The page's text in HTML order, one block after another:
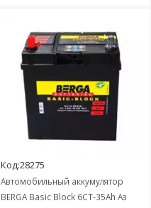
Код:28275
Автомобильный аккумулятор
BERGA Basic Block 6СТ-35Ah Аз